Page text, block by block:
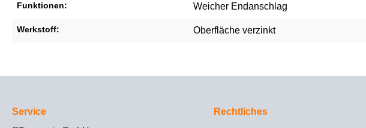
Funktionen: Weicher Endanschlag
Werkstoff: Oberfläche verzinkt
Service
Rechtliches